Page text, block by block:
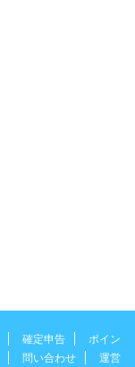
確定申告
ポイン
問い合わせ 運営